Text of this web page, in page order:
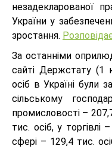
незадекларованої
України у
зростання.
За останніми
сайті Держстату (1
осіб в Україні були
сільському
промисловості –
тис. осіб, у торгівлі
сфері – 129,4 тис.